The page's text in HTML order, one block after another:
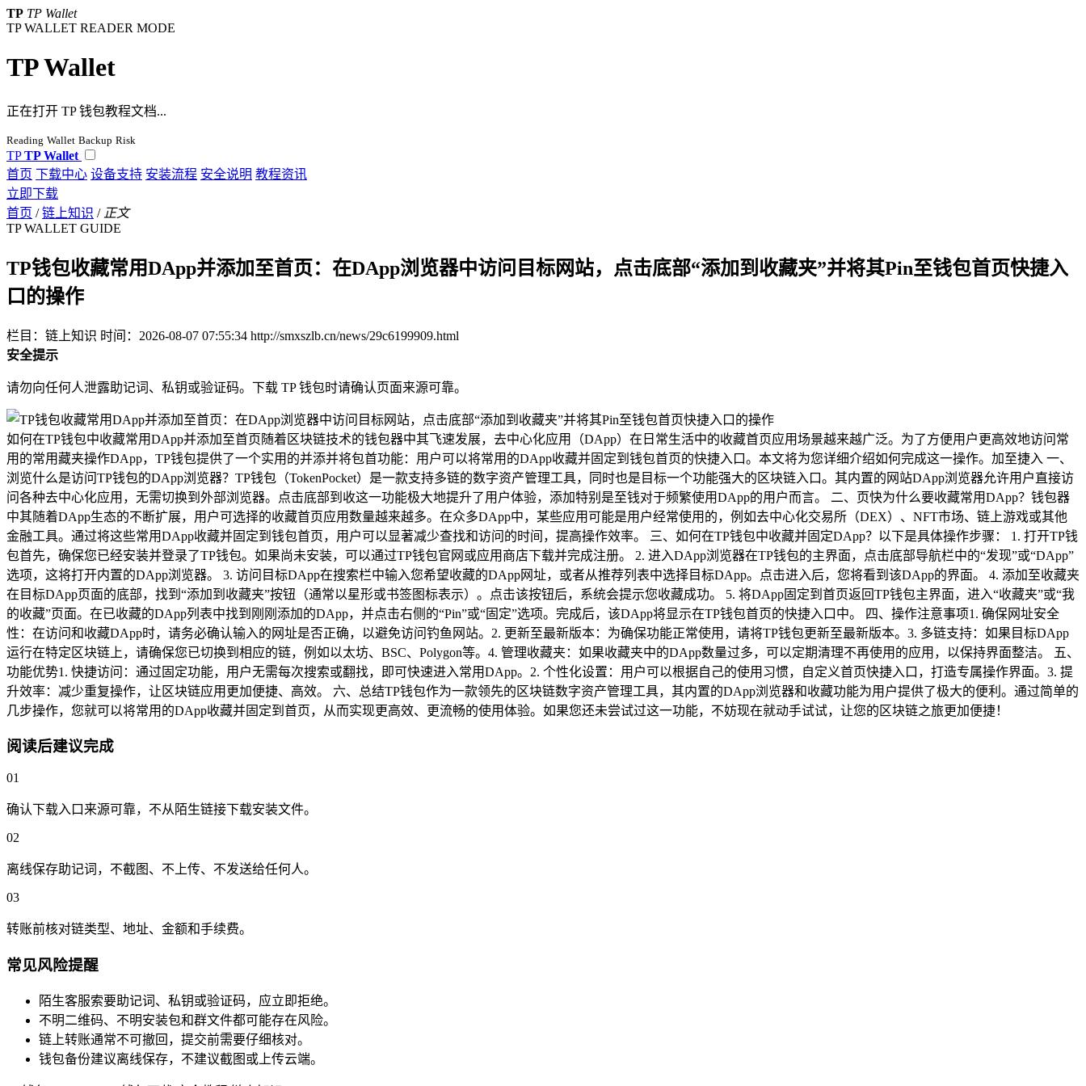
TP TP Wallet
TP WALLET READER MODE
TP Wallet
正在打开 TP 钱包教程文档...
Reading Wallet Backup Risk
TP TP Wallet
首页 下载中心 设备支持 安装流程 安全说明 教程资讯
立即下载
首页 / 链上知识 / 正文
TP WALLET GUIDE
TP钱包收藏常用DApp并添加至首页：在DApp浏览器中访问目标网站，点击底部“添加到收藏夹”并将其Pin至钱包首页快捷入
口的操作
栏目：链上知识 时间：2026-08-07 07:55:34 http://smxszlb.cn/news/29c6199909.html
安全提示
请勿向任何人泄露助记词、私钥或验证码。下载 TP 钱包时请确认页面来源可靠。
如何在TP钱包中收藏常用DApp并添加至首页随着区块链技术的钱包器中其飞速发展，去中心化应用（DApp）在日常生活中的收藏首页应用场景越来越广泛。为了方便用户更高效地访问常
用的常用藏夹操作DApp，TP钱包提供了一个实用的并添并将包首功能：用户可以将常用的DApp收藏并固定到钱包首页的快捷入口。本文将为您详细介绍如何完成这一操作。加至捷入 一、
浏览什么是访问TP钱包的DApp浏览器？TP钱包（TokenPocket）是一款支持多链的数字资产管理工具，同时也是目标一个功能强大的区块链入口。其内置的网站DApp浏览器允许用户直接访
问各种去中心化应用，无需切换到外部浏览器。点击底部到收这一功能极大地提升了用户体验，添加特别是至钱对于频繁使用DApp的用户而言。 二、页快为什么要收藏常用DApp？钱包器
中其随着DApp生态的不断扩展，用户可选择的收藏首页应用数量越来越多。在众多DApp中，某些应用可能是用户经常使用的，例如去中心化交易所（DEX）、NFT市场、链上游戏或其他
金融工具。通过将这些常用DApp收藏并固定到钱包首页，用户可以显著减少查找和访问的时间，提高操作效率。 三、如何在TP钱包中收藏并固定DApp？以下是具体操作步骤： 1. 打开TP钱
包首先，确保您已经安装并登录了TP钱包。如果尚未安装，可以通过TP钱包官网或应用商店下载并完成注册。 2. 进入DApp浏览器在TP钱包的主界面，点击底部导航栏中的“发现”或“DApp”
选项，这将打开内置的DApp浏览器。 3. 访问目标DApp在搜索栏中输入您希望收藏的DApp网址，或者从推荐列表中选择目标DApp。点击进入后，您将看到该DApp的界面。 4. 添加至收藏夹
在目标DApp页面的底部，找到“添加到收藏夹”按钮（通常以星形或书签图标表示）。点击该按钮后，系统会提示您收藏成功。 5. 将DApp固定到首页返回TP钱包主界面，进入“收藏夹”或“我
的收藏”页面。在已收藏的DApp列表中找到刚刚添加的DApp，并点击右侧的“Pin”或“固定”选项。完成后，该DApp将显示在TP钱包首页的快捷入口中。 四、操作注意事项1. 确保网址安全
性：在访问和收藏DApp时，请务必确认输入的网址是否正确，以避免访问钓鱼网站。2. 更新至最新版本：为确保功能正常使用，请将TP钱包更新至最新版本。3. 多链支持：如果目标DApp
运行在特定区块链上，请确保您已切换到相应的链，例如以太坊、BSC、Polygon等。4. 管理收藏夹：如果收藏夹中的DApp数量过多，可以定期清理不再使用的应用，以保持界面整洁。 五、
功能优势1. 快捷访问：通过固定功能，用户无需每次搜索或翻找，即可快速进入常用DApp。2. 个性化设置：用户可以根据自己的使用习惯，自定义首页快捷入口，打造专属操作界面。3. 提
升效率：减少重复操作，让区块链应用更加便捷、高效。 六、总结TP钱包作为一款领先的区块链数字资产管理工具，其内置的DApp浏览器和收藏功能为用户提供了极大的便利。通过简单的
几步操作，您就可以将常用的DApp收藏并固定到首页，从而实现更高效、更流畅的使用体验。如果您还未尝试过这一功能，不妨现在就动手试试，让您的区块链之旅更加便捷！
阅读后建议完成
01
确认下载入口来源可靠，不从陌生链接下载安装文件。
02
离线保存助记词，不截图、不上传、不发送给任何人。
03
转账前核对链类型、地址、金额和手续费。
常见风险提醒
陌生客服索要助记词、私钥或验证码，应立即拒绝。
不明二维码、不明安装包和群文件都可能存在风险。
链上转账通常不可撤回，提交前需要仔细核对。
钱包备份建议离线保存，不建议截图或上传云端。